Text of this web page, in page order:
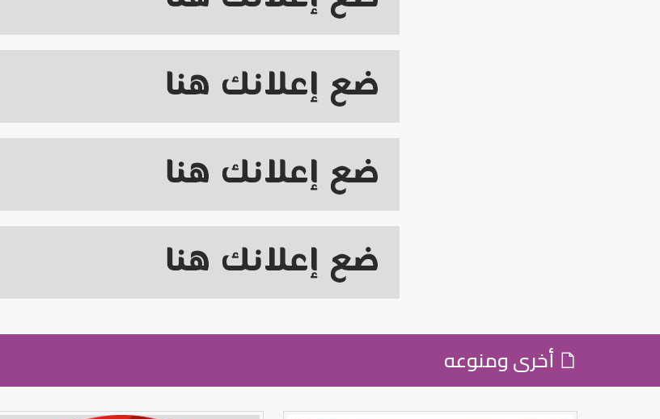
أخرى ومنوعه